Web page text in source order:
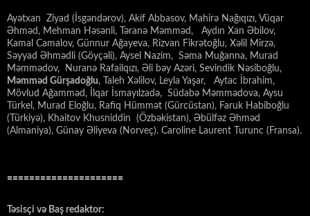
Ayətxan Ziyad (İsgəndərov), Akif Abbasov, Mahirə Nağıqızı, Vüqar
Əhməd, Mehman Həsənli, Təranə Məmməd, Aydın Xan Əbilov,
Kamal Camalov, Günnur Ağayeva, Rizvan Fikrətoğlu, Xəlil Mirzə,
Səyyad Əhmədli (Göyçəli), Aysel Nazim, Səma Muğanna, Murad
Məmmədov, Nuranə Rafailqızı, Əli bəy Azəri, Sevindik Nəsiboğlu,
Məmməd Gürşadoğlu, Taleh Xəlilov, Leyla Yaşar, Aytac İbrahim,
Mövlud Ağamməd, İlqar İsmayılzadə, Südabə Məmmədova, Aysu
Türkel, Murad Eloğlu, Rafiq Hümmət (Gürcüstan), Faruk Habiboğlu
(Türkiyə), Khaitov Khusniddin (Özbəkistan), Əbülfəz Əhməd
(Almaniya), Günay Əliyeva (Norveç). Caroline Laurent Turunc (Fransa).
=====================
Təsisçi və Baş redaktor: